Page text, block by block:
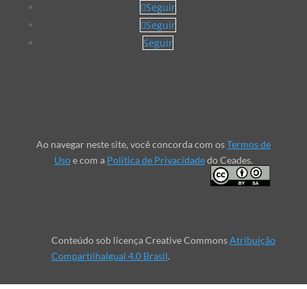
Seguir
Seguir
Seguir
Ao navegar neste site, você concorda com osTermos de
Usoe com a Política de Privacidadedo Ceades.
Conteúdo sob licença Creative CommonsAtribuição
CompartilhaIgual 4.0 Brasil.